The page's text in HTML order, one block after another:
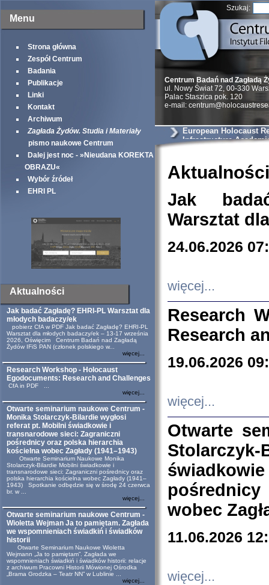
Menu
Strona główna
Zespół Centrum
Badania
Publikacje
Linki
Kontakt
Archiwum
Zagłada Żydów. Studia i Materiały
pismo naukowe Centrum
Dalej jest noc - »Nieudana KOREKTA
OBRAZU«
Wybór źródeł
EHRI PL
Aktualności
Jak badać Zagładę? EHRI-PL Warsztat dla
młodych badaczy/ek
pobierz CfA w PDF Jak badać Zagładę? EHRI-PL
Warsztat dla młodych badaczy/ek – 13-17 września
2026, Oświęcim Centrum Badań nad Zagładą
Żydów IFiS PAN (członek polskiego w...
więcej...
Research Workshop - Holocaust
Egodocuments: Research and Challenges
CfA in PDF ...
więcej...
Otwarte seminarium naukowe Centrum -
Monika Stolarczyk-Bilardie wygłosi
referat pt. Mobilni świadkowie i
transnarodowe sieci: Zagraniczni
pośrednicy oraz polska hierarchia
kościelna wobec Zagłady (1941–1943)
Otwarte Seminarium Naukowe Monika
Stolarczyk-Bilardie Mobilni świadkowie i
transnarodowe sieci: Zagraniczni pośrednicy oraz
polska hierarchia kościelna wobec Zagłady (1941–
1943) Spotkanie odbędzie się w środę 24 czerwca
br. w ...
więcej...
Otwarte seminarium naukowe Centrum -
Wioletta Wejman Ja to pamiętam. Zagłada
we wspomnieniach świadkiń i świadków
historii
Otwarte Seminarium Naukowe Wioletta
Wejmann „Ja to pamiętam”. Zagłada we
wspomnieniach świadkiń i świadków historii: relacje
z archiwum Pracowni Historii Mówionej Ośrodka
„Brama Grodzka – Teatr NN” w Lublinie ...
więcej...
Szukaj:
Centrum Badań nad Zagładą
ul. Nowy Świat 72, 00-330
Palac Staszica pok. 120
e-mail:
European Holocaust
Infrastructure
Aktualności
Jak
Warsztat
24.06.2026
więcej...
Research
Research
19.06.2026
więcej...
Otwarte
wobec
11.06.2026
więcej...